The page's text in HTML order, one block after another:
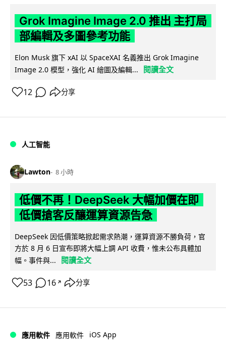
Grok Imagine Image 2.0 推出 主打局
部編輯及多圖參考功能
Elon Musk 旗下 xAI 以 SpaceXAI 名義推出 Grok Imagine
Image 2.0 模型，強化 AI 繪圖及編輯...
閱讀全文
12 分享
人工智能
Lawton 8 小時
低價不再！DeepSeek 大幅加價在即
低價搶客反釀運算資源告急
DeepSeek 因低價策略掀起需求熱潮，運算資源不勝負荷，官
方於 8 月 6 日宣布即將大幅上調 API 收費，惟未公布具體加
幅。事件與...
閱讀全文
53 16 ↗ 分享
應用軟件 應用軟件 iOS App